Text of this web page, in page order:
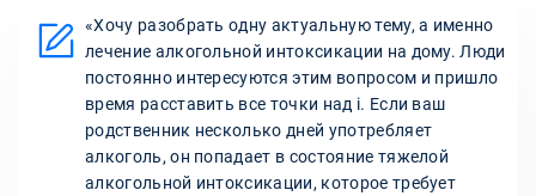
«Хочу разобрать одну актуальную тему, а именно
лечение алкогольной интоксикации на дому. Люди
постоянно интересуются этим вопросом и пришло
время расставить все точки над i. Если ваш
родственник несколько дней употребляет
алкоголь, он попадает в состояние тяжелой
алкогольной интоксикации, которое требует